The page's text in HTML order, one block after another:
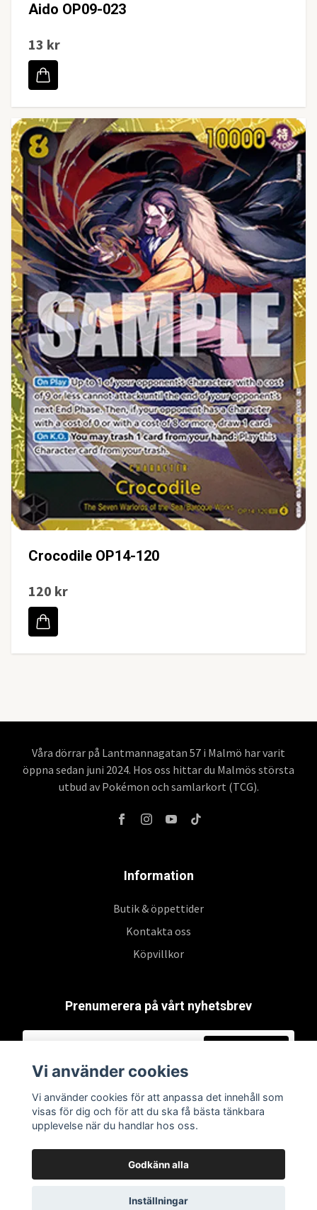
Aido OP09-023
13 kr
Crocodile OP14-120
120 kr
Våra dörrar på Lantmannagatan 57 i Malmö har varit
öppna sedan juni 2024. Hos oss hittar du Malmös största
utbud av Pokémon och samlarkort (TCG).
Information
Butik & öppettider
Kontakta oss
Köpvillkor
Prenumerera på vårt nyhetsbrev
Vi använder cookies
Vi använder cookies för att anpassa det innehåll som
visas för dig och för att du ska få bästa tänkbara
upplevelse när du handlar hos oss.
Godkänn alla
Inställningar